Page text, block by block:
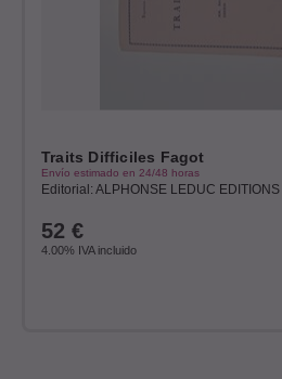
Traits Difficiles Fagot
Envío estimado en 24/48 horas
Editorial: ALPHONSE LEDUC
52 €
4.00% IVA incluido